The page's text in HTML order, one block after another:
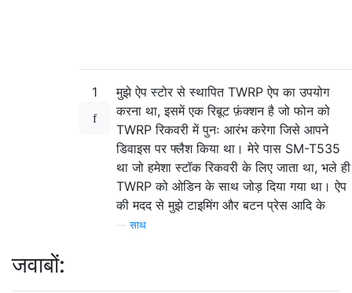
1
मुझे ऐप स्टोर से स्थापित TWRP ऐप का उपयोग
करना था, इसमें एक रिबूट फ़ंक्शन है जो फोन को
TWRP रिकवरी में पुनः आरंभ करेगा जिसे आपने
डिवाइस पर फ्लैश किया था। मेरे पास SM-T535
था जो हमेशा स्टॉक रिकवरी के लिए जाता था, भले ही
TWRP को ओडिन के साथ जोड़ दिया गया था। ऐप
की मदद से मुझे टाइमिंग और बटन प्रेस आदि के
—साथ
जवाबों: